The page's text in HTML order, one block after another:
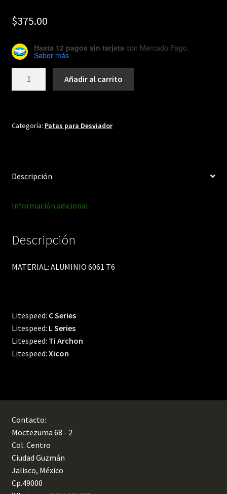
$375.00
Hasta 12 pagos sin tarjeta con Mercado Pago.
Saber más
Añadir al carrito
Categoría: Patas para Desviador
Descripción
Información adicional
Descripción
MATERIAL: ALUMINIO 6061 T6
Litespeed: C Series
Litespeed: L Series
Litespeed: Ti Archon
Litespeed: Xicon
Contacto:
Moctezuma 68 - 2
Col. Centro
Ciudad Guzmán
Jalisco, México
Cp.49000